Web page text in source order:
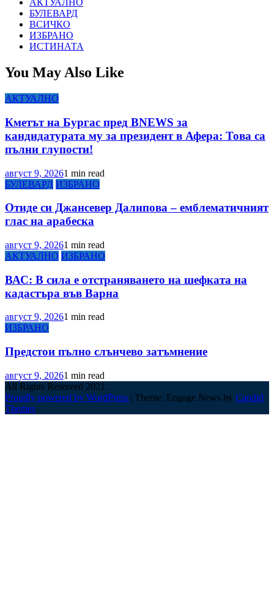
АКТУАЛНО
БУЛЕВАРД
ВСИЧКО
ИЗБРАНО
ИСТИНАТА
You May Also Like
АКТУАЛНО
Кметът на Бургас пред BNEWS за
кандидатурата му за президент в Афера: Това са
пълни глупости!
август 9, 20261 min read
БУЛЕВАРД ИЗБРАНО
Отиде си Джансевер Далипова – емблематичният
глас на арабеска
август 9, 20261 min read
АКТУАЛНО ИЗБРАНО
ВАС: В сила е отстраняването на шефката на
кадастъра във Варна
август 9, 20261 min read
ИЗБРАНО
Предстои пълно слънчево затъмнение
август 9, 20261 min read
All Rights Reserved 2021.
Proudly powered by WordPress | Theme: Engage News by Candid
Themes.